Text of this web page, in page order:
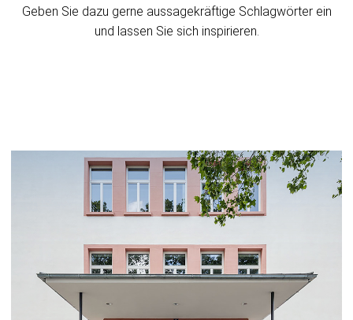
Geben Sie dazu gerne aussagekräftige Schlagwörter ein
und lassen Sie sich inspirieren.